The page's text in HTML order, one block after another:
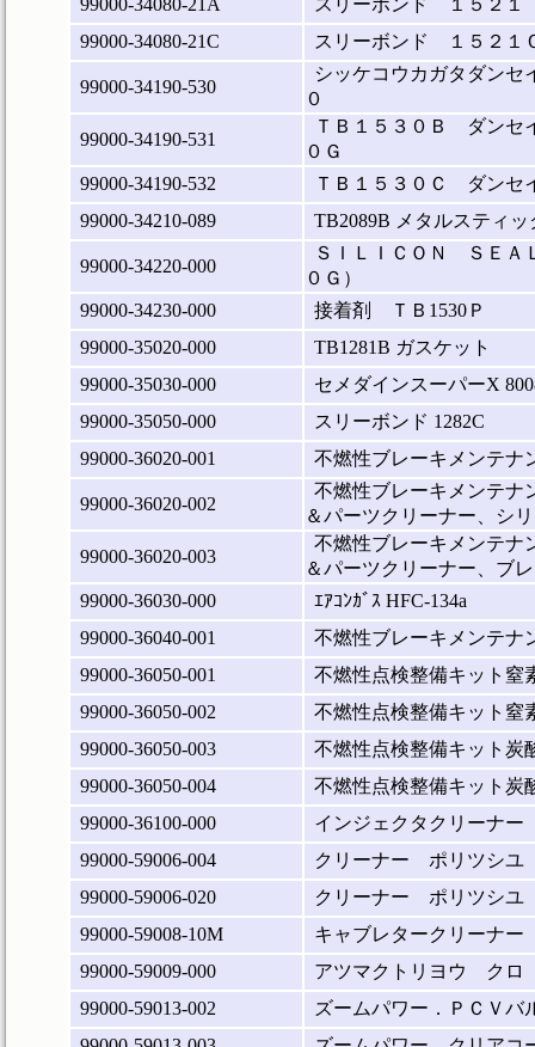
99000-34080-21A
スリーボンド １５２１
99000-34080-21C
スリーボンド １５２１
99000-34190-530
シッケコウカガタダンセ
０
99000-34190-531
ＴＢ１５３０Ｂ ダンセ
０Ｇ
99000-34190-532
ＴＢ１５３０Ｃ ダンセ
99000-34210-089
TB2089B メタルスティッ
99000-34220-000
ＳＩＬＩＣＯＮ ＳＥＡ
０Ｇ）
99000-34230-000
接着剤 ＴＢ1530Ｐ
99000-35020-000
TB1281B ガスケット
99000-35030-000
セメダインスーパーX
99000-35050-000
スリーボンド 1282C
99000-36020-001
不燃性ブレーキメンテナ
99000-36020-002
不燃性ブレーキメンテナ
＆パーツクリーナー、シ
99000-36020-003
不燃性ブレーキメンテナ
＆パーツクリーナー、ブ
99000-36030-000
ｴｱｺﾝｶﾞｽ HFC-134a
99000-36040-001
不燃性ブレーキメンテナ
99000-36050-001
不燃性点検整備キット
99000-36050-002
不燃性点検整備キット
99000-36050-003
不燃性点検整備キット
99000-36050-004
不燃性点検整備キット
99000-36100-000
インジェクタクリーナー
99000-59006-004
クリーナー ポリツシユ
99000-59006-020
クリーナー ポリツシユ
99000-59008-10M
キャブレタークリーナー
99000-59009-000
アツマクトリヨウ クロ
99000-59013-002
ズームパワー．ＰＣＶ